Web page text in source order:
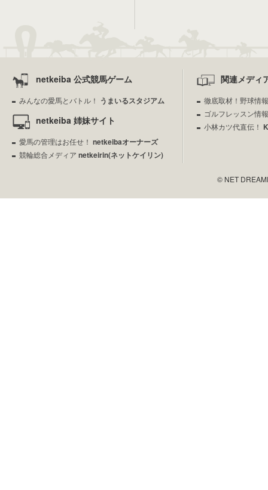
netkeiba 公式競馬ゲーム
みんなの愛馬とバトル！ うまいるスタジアム
netkeiba 姉妹サイト
愛馬の管理はお任せ！ netkeibaオーナーズ
競輪総合メディア netkeirin(ネットケイリン)
関連メディ
徹底取材！野球情
ゴルフレッスン情
小林カツ代直伝！
© NET